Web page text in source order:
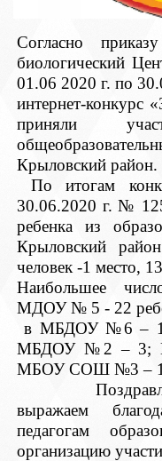
Согласно
биологический
01.06 2020 г. по
интернет-конкурс
приняли
Крыловский район.
По итогам
30.06.2020 г. №
ребенка из
Крыловский
человек -1 место,
Наибольшее
МДОУ № 5 - 22
в МБДОУ №6 –
МБДОУ №2 – 3;
МБОУ СОШ №3 –
Поздравляем
выражаем
педагогам
организацию